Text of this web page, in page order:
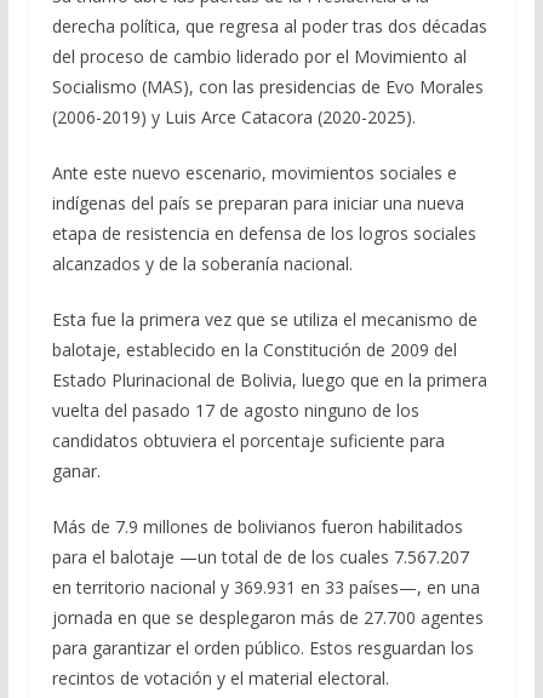
derecha política, que regresa al poder tras dos décadas
del proceso de cambio liderado por el Movimiento al
Socialismo (MAS), con las presidencias de Evo Morales
(2006-2019) y Luis Arce Catacora (2020-2025).
Ante este nuevo escenario, movimientos sociales e
indígenas del país se preparan para iniciar una nueva
etapa de resistencia en defensa de los logros sociales
alcanzados y de la soberanía nacional.
Esta fue la primera vez que se utiliza el mecanismo de
balotaje, establecido en la Constitución de 2009 del
Estado Plurinacional de Bolivia, luego que en la primera
vuelta del pasado 17 de agosto ninguno de los
candidatos obtuviera el porcentaje suficiente para
ganar.
Más de 7.9 millones de bolivianos fueron habilitados
para el balotaje —un total de de los cuales 7.567.207
en territorio nacional y 369.931 en 33 países—, en una
jornada en que se desplegaron más de 27.700 agentes
para garantizar el orden público. Estos resguardan los
recintos de votación y el material electoral.